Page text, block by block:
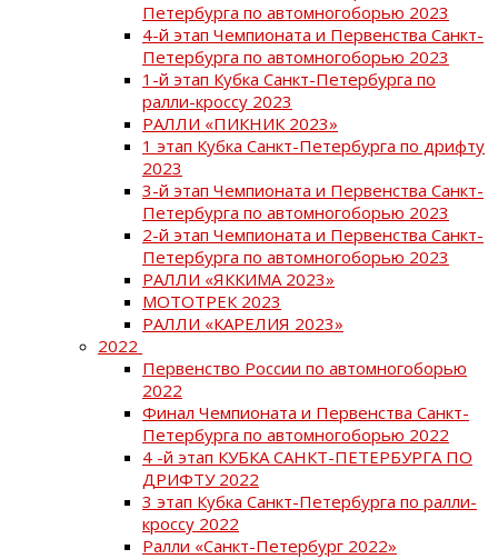
Петербурга по автомногоборью 2023
4-й этап Чемпионата и Первенства Санкт-
Петербурга по автомногоборью 2023
1-й этап Кубка Санкт-Петербурга по
ралли-кроссу 2023
РАЛЛИ «ПИКНИК 2023»
1 этап Кубка Санкт-Петербурга по дрифту
2023
3-й этап Чемпионата и Первенства Санкт-
Петербурга по автомногоборью 2023
2-й этап Чемпионата и Первенства Санкт-
Петербурга по автомногоборью 2023
РАЛЛИ «ЯККИМА 2023»
МОТОТРЕК 2023
РАЛЛИ «КАРЕЛИЯ 2023»
2022
Первенство России по автомногоборью
2022
Финал Чемпионата и Первенства Санкт-
Петербурга по автомногоборью 2022
4 -й этап КУБКА САНКТ-ПЕТЕРБУРГА ПО
ДРИФТУ 2022
3 этап Кубка Санкт-Петербурга по ралли-
кроссу 2022
Ралли «Санкт-Петербург 2022»